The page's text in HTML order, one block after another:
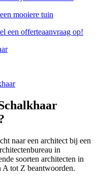
mooiere tuin
een offerteaanvraag op!
naar een architect bij een
in
soorten architecten in
A tot Z beantwoorden.